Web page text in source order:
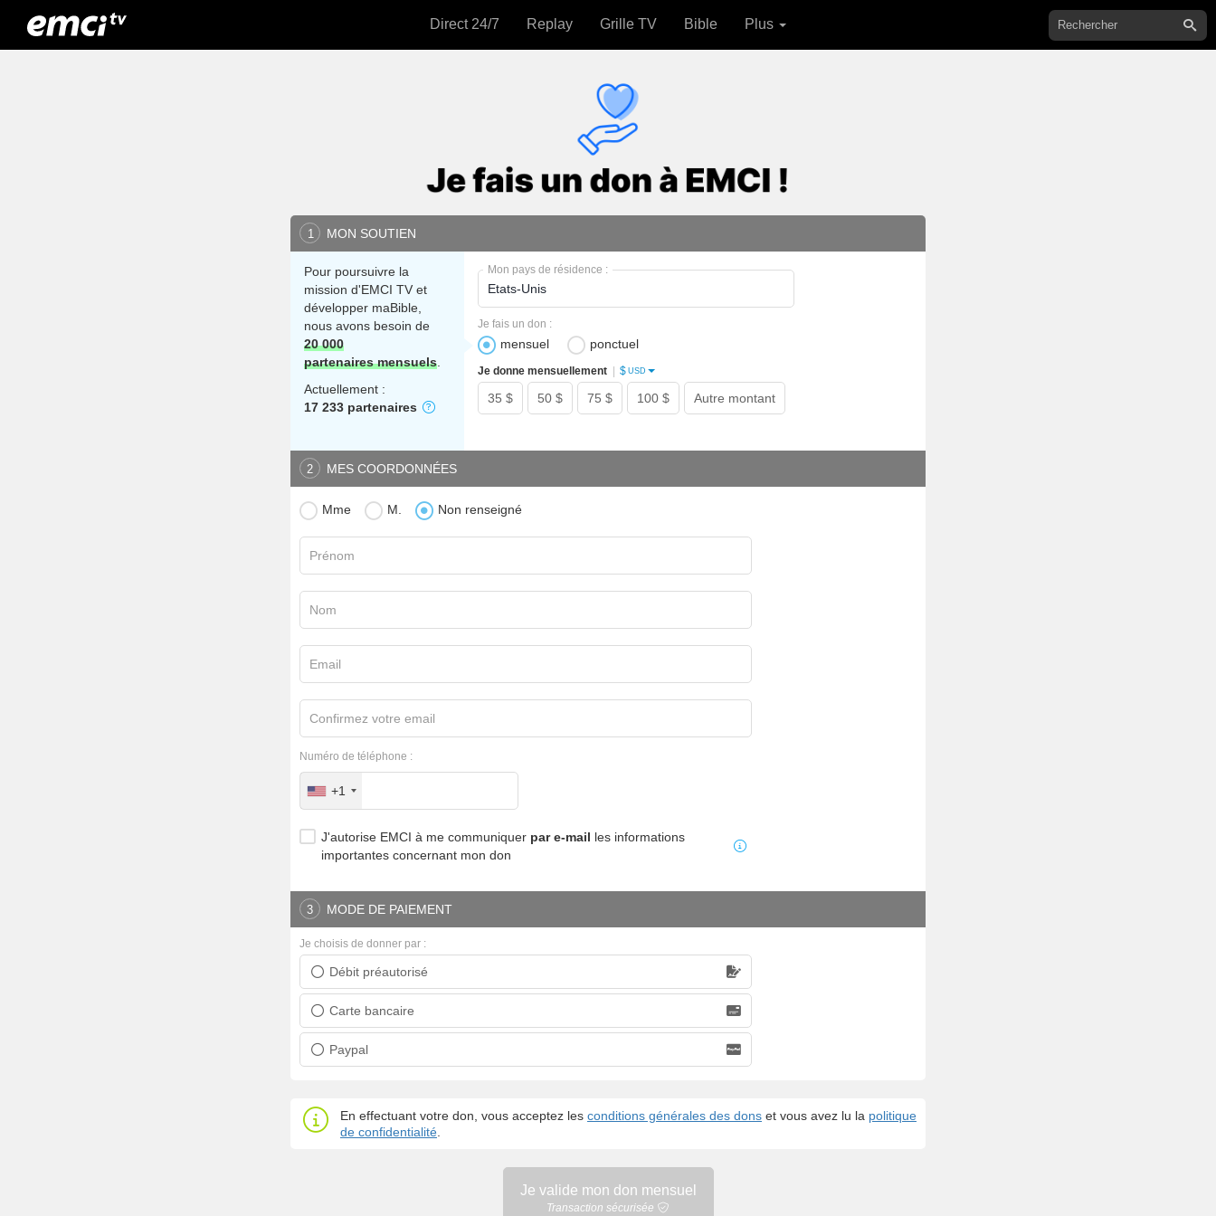
Direct 24/7 Replay Grille TV Bible Plus
1 MON SOUTIEN
Pour poursuivre la
mission d'EMCI TV et
développer maBible,
nous avons besoin de
20 000
partenaires mensuels.
Actuellement :
17 233 partenaires
Mon pays de résidence :
mensuel ponctuel
Je fais un don :
35 $ 50 $ 75 $ 100 $ Autre montant
Je donne mensuellement $ USD
2 MES COORDONNÉES
Mme M. Non renseigné
Prénom
Nom
Email
Confirmez votre email
Numéro de téléphone :
+1
J'autorise EMCI à me communiquer par e-mail les informations
importantes concernant mon don
3 MODE DE PAIEMENT
Débit préautorisé
Prélèvement bancaire
Carte bancaire
Carte bancaire
Paypal
Paypal
Je choisis de donner par :
En effectuant votre don, vous acceptez les conditions générales des dons et vous avez lu la politique
de confidentialité.
Je valide mon don mensuel
Transaction sécurisée